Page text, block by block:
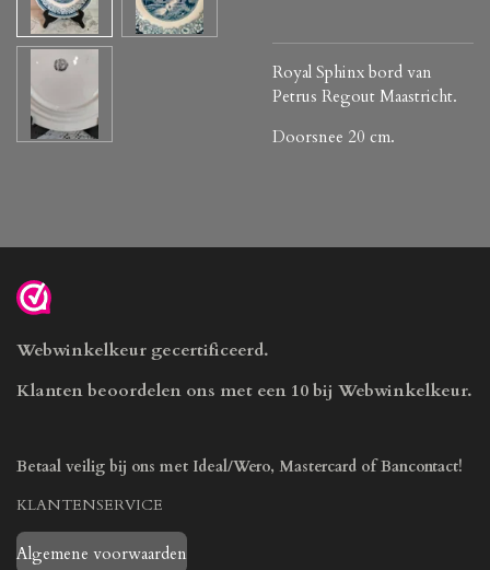
Royal Sphinx bord van
Petrus Regout Maastricht.
Doorsnee 20 cm.
Webwinkelkeur gecertificeerd.
Klanten beoordelen ons met een 10 bij Webwinkelkeur.
Betaal veilig bij ons met Ideal/Wero, Mastercard of Bancontact!
KLANTENSERVICE
Algemene voorwaarden